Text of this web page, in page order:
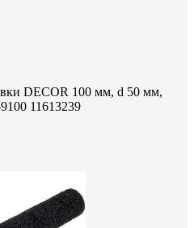
DECOR 100 мм, d 50 мм,
11613239